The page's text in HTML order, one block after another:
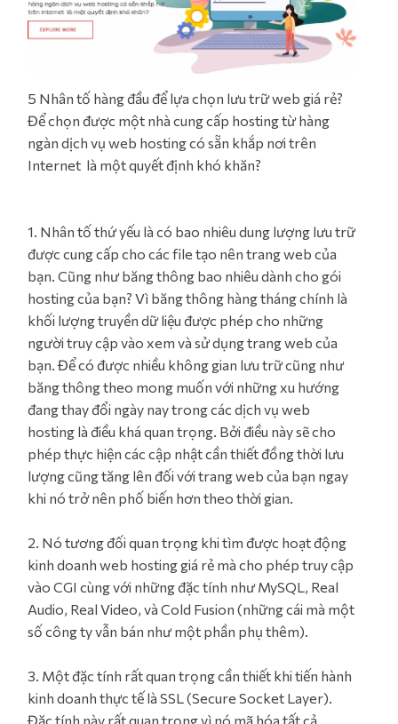
5 Nhân tố hàng đầu để lựa chọn lưu trữ web giá rẻ?
Để chọn được một nhà cung cấp hosting từ hàng
ngàn dịch vụ web hosting có sẵn khắp nơi trên
Internet là một quyết định khó khăn?
1. Nhân tố thứ yếu là có bao nhiêu dung lượng lưu trữ
được cung cấp cho các file tạo nên trang web của
bạn. Cũng như băng thông bao nhiêu dành cho gói
hosting của bạn? Vì băng thông hàng tháng chính là
khối lượng truyền dữ liệu được phép cho những
người truy cập vào xem và sử dụng trang web của
bạn. Để có được nhiều không gian lưu trữ cũng như
băng thông theo mong muốn với những xu hướng
đang thay đổi ngày nay trong các dịch vụ web
hosting là điều khá quan trọng. Bởi điều này sẽ cho
phép thực hiện các cập nhật cần thiết đồng thời lưu
lượng cũng tăng lên đối với trang web của bạn ngay
khi nó trở nên phố biến hơn theo thời gian.
2. Nó tương đối quan trọng khi tìm được hoạt động
kinh doanh web hosting giá rẻ mà cho phép truy cập
vào CGI cùng với những đặc tính như MySQL, Real
Audio, Real Video, và Cold Fusion (những cái mà một
số công ty vẫn bán như một phần phụ thêm).
3. Một đặc tính rất quan trọng cần thiết khi tiến hành
kinh doanh thực tế là SSL (Secure Socket Layer).
Đặc tính này rất quan trọng vì nó mã hóa tất cả